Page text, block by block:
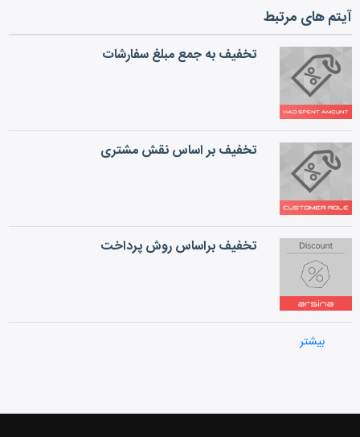
آیتم های مرتبط
تخفیف به جمع مبلغ سفارشات
تخفیف بر اساس نقش مشتری
تخفیف براساس روش پرداخت
بیشتر